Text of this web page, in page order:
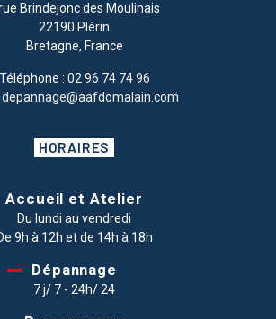
Brindejonc des Moulinais
22190 Plérin
Bretagne, France
Téléphone : 02 96 74 74 96
depannage@aafdomalain.com
HORAIRES
Accueil et Atelier
Du lundi au vendredi
9h à 12h et de 14h à 18h
Dépannage
7 j/ 7 - 24h/ 24